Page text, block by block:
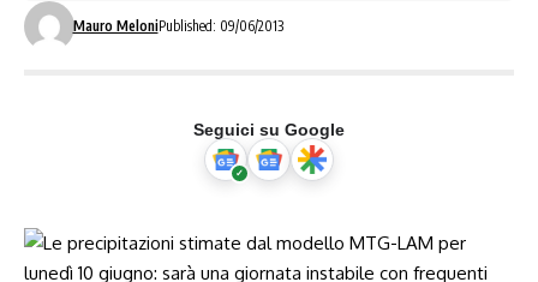
Mauro MeloniPublished: 09/06/2013
Seguici su Google